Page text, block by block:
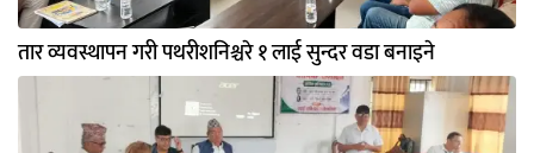
तार व्यवस्थापन गरी पथरीशनिश्चरे १ लाई सुन्दर वडा बनाइने